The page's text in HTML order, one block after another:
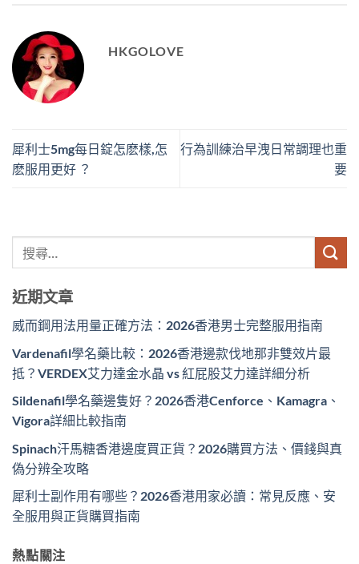
HKGOLOVE
犀利士5mg每日錠怎麽樣,怎
麽服用更好 ？
行為訓練治早洩日常調理也重
要
近期文章
威而鋼用法用量正確方法：2026香港男士完整服用指南
Vardenafil學名藥比較：2026香港邊款伐地那非雙效片最
抵？VERDEX艾力達金水晶 vs 紅屁股艾力達詳細分析
Sildenafil學名藥邊隻好？2026香港Cenforce、Kamagra、
Vigora詳細比較指南
Spinach汗馬糖香港邊度買正貨？2026購買方法、價錢與真
偽分辨全攻略
犀利士副作用有哪些？2026香港用家必讀：常見反應、安
全服用與正貨購買指南
熱點關注